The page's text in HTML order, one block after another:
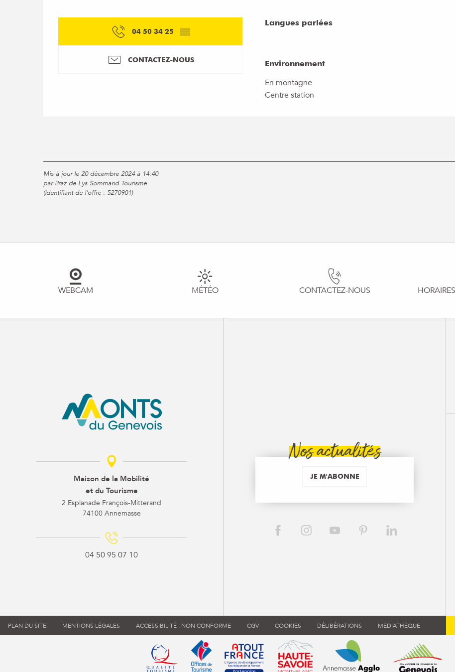
04 50 34 25 ▒▒
CONTACTEZ-NOUS
Langues parlées
Langues parlées
Environnement
Environnement
En montagne
Centre station
Mis à jour le 20 décembre 2024 à 14:40
par Praz de Lys Sommand Tourisme
(Identifiant de l'offre : 5270901)
WEBCAM MÉTÉO CONTACTEZ-NOUS
Maison de la Mobilité
et du Tourisme
2 Esplanade François-Mitterand
74100 Annemasse
04 50 95 07 10
Nos actualités
JE M'ABONNE
PLAN DU SITE MENTIONS LÉGALES ACCESSIBILITÉ : NON CONFORME CGV COOKIES DÉLIBÉRATIONS MÉDIATHÈQUE
Qualité tourisme (s'ouvre dans une nouvelle fenêtre)
Office de tourisme de France (s'ouvre dans une nouvelle fenêtre)
Atout France (s'ouvre dans une nouvelle fenêtre)
Annemasse Agglo (s'ouvre dans
Communauté